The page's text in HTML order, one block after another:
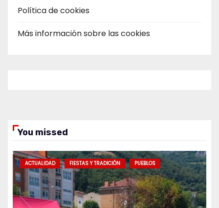
Política de cookies
Más información sobre las cookies
You missed
ACTUALIDAD FIESTAS Y TRADICIÓN PUEBLOS